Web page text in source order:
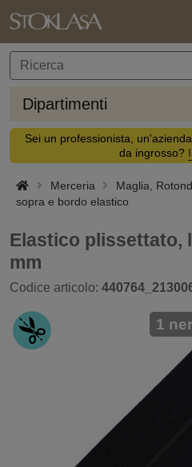
Dipartimenti
Sei un professionista,
da ingrosso?
Merceria Maglia,
sopra e bordo elastico
Elastico plissettato,
mm
Codice articolo:
1